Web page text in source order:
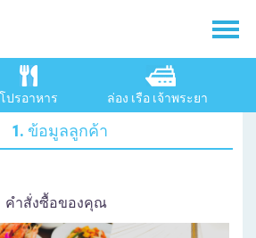
โปรอาหาร ล่อง เรือ เจ้าพระยา
1. ข้อมูลลูกค้า
คำสั่งซื้อของคุณ